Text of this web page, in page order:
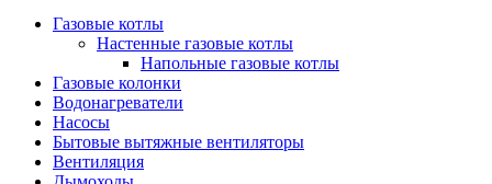
Газовые котлы
Настенные газовые котлы
Напольные газовые котлы
Газовые колонки
Водонагреватели
Насосы
Бытовые вытяжные вентиляторы
Вентиляция